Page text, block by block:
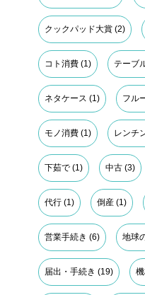
クックパッド大賞 (2)
コト消費 (1) テーブ
ネタケース (1) フル
モノ消費 (1) レンチ
下茹で (1) 中古 (3)
代行 (1) 倒産 (1)
営業手続き (6) 地球
届出・手続き (19)